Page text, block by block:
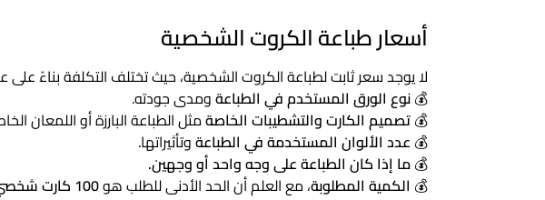
أسعار طباعة الكروت الشخصية
لا يوجد سعر ثابت لطباعة الكروت الشخصية، حيث تختلف التكلفة بناءً
💰نوع الورق المستخدم في الطباعةومدى جودته.
💰تصميم الكارت والتشطيبات الخاصةمثل الطباعة البارزة أو اللمعان
💰 عدد الألوان المستخدمة في الطباعةوتأثيراتها.
💰ما إذا كان الطباعة على وجه واحد أو وجهين.
💰 الكمية المطلوبة، مع العلم أن الحد الأدنى للطلب هو100 كارت شخصي.